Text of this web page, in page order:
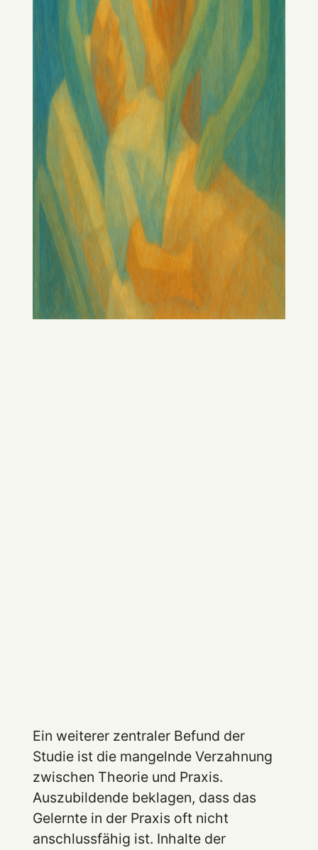
Ein weiterer zentraler Befund der
Studie ist die mangelnde Verzahnung
zwischen Theorie und Praxis.
Auszubildende beklagen, dass das
Gelernte in der Praxis oft nicht
anschlussfähig ist. Inhalte der